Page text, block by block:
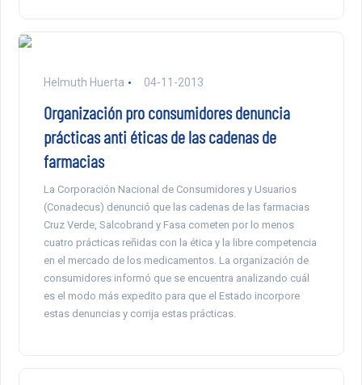
Helmuth Huerta 04-11-2013
Organización pro consumidores denuncia
prácticas anti éticas de las cadenas de
farmacias
La Corporación Nacional de Consumidores y Usuarios
(Conadecus) denunció que las cadenas de las farmacias
Cruz Verde, Salcobrand y Fasa cometen por lo menos
cuatro prácticas reñidas con la ética y la libre competencia
en el mercado de los medicamentos. La organización de
consumidores informó que se encuentra analizando cuál
es el modo más expedito para que el Estado incorpore
estas denuncias y corrija estas prácticas.